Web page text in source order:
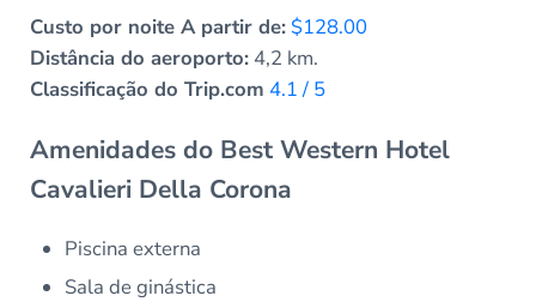
Custo por noite A partir de: $128.00
Distância do aeroporto:4,2 km.
Classificação do Trip.com 4.1 / 5
Amenidades do Best Western Hotel
Cavalieri Della Corona
Piscina externa
Sala de ginástica